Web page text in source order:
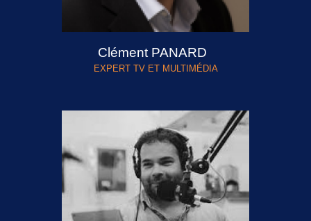
Clément PANARD
EXPERT TV ET MULTIMÉDIA